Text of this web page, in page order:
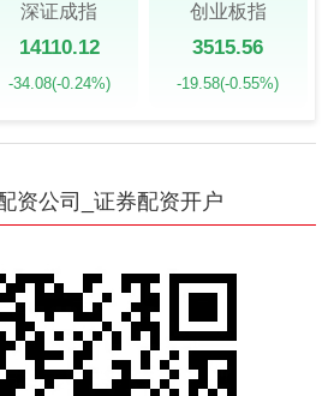
深证成指
14110.12
-34.08(-0.24%)
创业板指
3515.56
-19.58(-0.55%)
资公司_证券配资开户